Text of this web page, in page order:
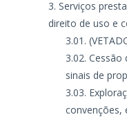
Serviços
direito de uso e
Cessão
sinais de
convenções,